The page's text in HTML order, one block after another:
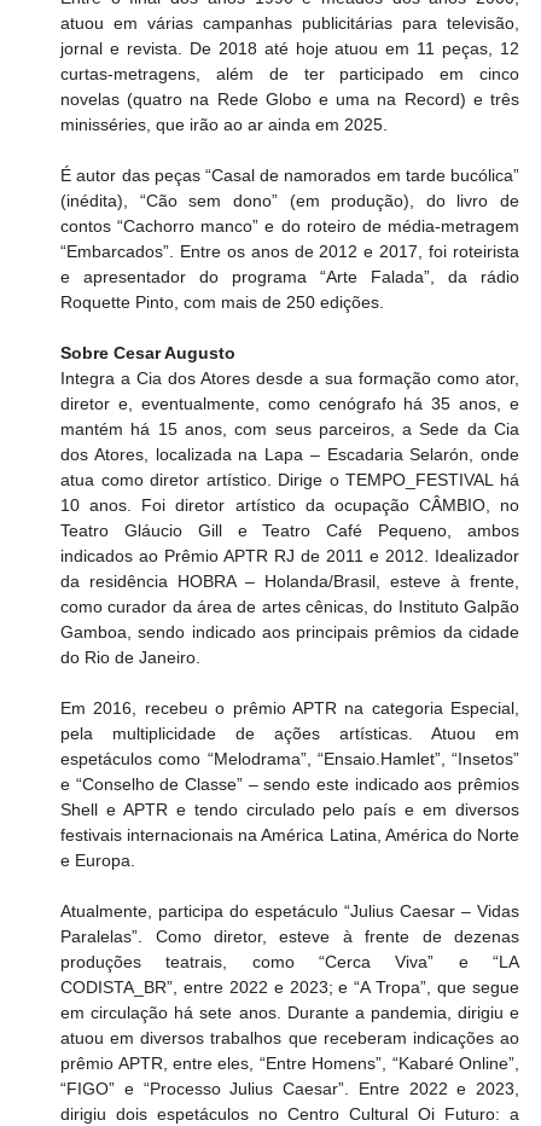
atuou em várias campanhas publicitárias para televisão,
jornal e revista. De 2018 até hoje atuou em 11 peças, 12
curtas-metragens, além de ter participado em cinco
novelas (quatro na Rede Globo e uma na Record) e três
minisséries, que irão ao ar ainda em 2025.
É autor das peças “Casal de namorados em tarde bucólica”
(inédita), “Cão sem dono” (em produção), do livro de
contos “Cachorro manco” e do roteiro de média-metragem
“Embarcados”. Entre os anos de 2012 e 2017, foi roteirista
e apresentador do programa “Arte Falada”, da rádio
Roquette Pinto, com mais de 250 edições.
Sobre Cesar Augusto
Integra a Cia dos Atores desde a sua formação como ator,
diretor e, eventualmente, como cenógrafo há 35 anos, e
mantém há 15 anos, com seus parceiros, a Sede da Cia
dos Atores, localizada na Lapa – Escadaria Selarón, onde
atua como diretor artístico. Dirige o TEMPO_FESTIVAL há
10 anos. Foi diretor artístico da ocupação CÂMBIO, no
Teatro Gláucio Gill e Teatro Café Pequeno, ambos
indicados ao Prêmio APTR RJ de 2011 e 2012. Idealizador
da residência HOBRA – Holanda/Brasil, esteve à frente,
como curador da área de artes cênicas, do Instituto Galpão
Gamboa, sendo indicado aos principais prêmios da cidade
do Rio de Janeiro.
Em 2016, recebeu o prêmio APTR na categoria Especial,
pela multiplicidade de ações artísticas. Atuou em
espetáculos como “Melodrama”, “Ensaio.Hamlet”, “Insetos”
e “Conselho de Classe” – sendo este indicado aos prêmios
Shell e APTR e tendo circulado pelo país e em diversos
festivais internacionais na América Latina, América do Norte
e Europa.
Atualmente, participa do espetáculo “Julius Caesar – Vidas
Paralelas”. Como diretor, esteve à frente de dezenas
produções teatrais, como “Cerca Viva” e “LA
CODISTA_BR”, entre 2022 e 2023; e “A Tropa”, que segue
em circulação há sete anos. Durante a pandemia, dirigiu e
atuou em diversos trabalhos que receberam indicações ao
prêmio APTR, entre eles, “Entre Homens”, “Kabaré Online”,
“FIGO” e “Processo Julius Caesar”. Entre 2022 e 2023,
dirigiu dois espetáculos no Centro Cultural Oi Futuro: a